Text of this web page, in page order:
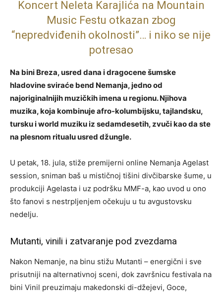
Koncert Neleta Karajlića na Mountain
Music Festu otkazan zbog
“nepredviđenih okolnosti”… i niko se nije
potresao
Na bini Breza, usred dana i dragocene šumske
hladovine sviraće bend Nemanja, jedno od
najoriginalnijih muzičkih imena u regionu. Njihova
muzika, koja kombinuje afro-kolumbijsku, tajlandsku,
tursku i world muziku iz sedamdesetih, zvuči kao da ste
na plesnom ritualu usred džungle.
U petak, 18. jula, stiže premijerni online Nemanja Agelast
session, sniman baš u mističnoj tišini divčibarske šume, u
produkciji Agelasta i uz podršku MMF-a, kao uvod u ono
što fanovi s nestrpljenjem očekuju u tu avgustovsku
nedelju.
Mutanti, vinili i zatvaranje pod zvezdama
Nakon Nemanje, na binu stižu Mutanti – energični i sve
prisutniji na alternativnoj sceni, dok završnicu festivala na
bini Vinil preuzimaju makedonski di-džejevi, Goce,